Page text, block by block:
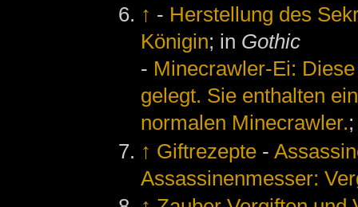
↑ - Herstellung des
Königin; in Gothic
- Minecrawler-Ei:
gelegt. Sie enthalten
normalen Minecrawler.
↑ Giftrezepte -
Assassinenmesser: